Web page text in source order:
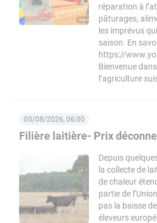
réparation à
pâturages,
les imprévus
saison. En
https://
Bienvenue
l’agriculture
Filière laitière- Prix
05/08/2026, 06:00
Depuis
la collecte de
de chaleur
partie de
pas la baisse
éleveurs